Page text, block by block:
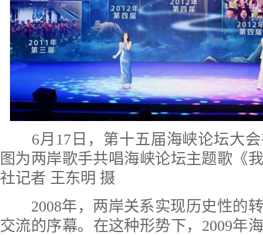
6月17日，第十五届海峡论坛大会
图为两岸歌手共唱海峡论坛主题歌《
社记者 王东明 摄
2008年，两岸关系实现历史性的
交流的序幕。在这种形势下，2009年